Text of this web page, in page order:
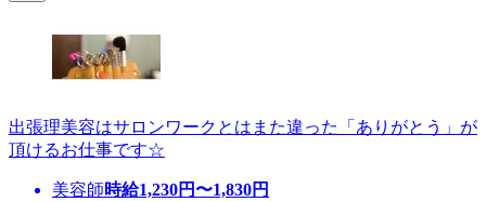
出張理美容はサロンワークとはまた違った「ありがとう」が
頂けるお仕事です☆
美容師時給1,230円〜1,830円